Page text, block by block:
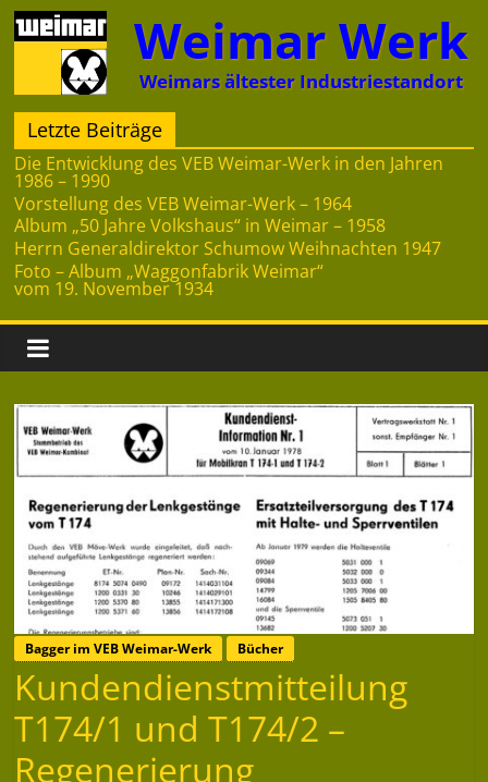
Zum
Inhalt
springen
Weimar Werk
Weimars ältester Industriestandort
Letzte Beiträge
Die Entwicklung des VEB Weimar-Werk in den Jahren
1986 – 1990
Vorstellung des VEB Weimar-Werk – 1964
Album „50 Jahre Volkshaus“ in Weimar – 1958
Herrn Generaldirektor Schumow Weihnachten 1947
Foto – Album „Waggonfabrik Weimar“
vom 19. November 1934
Bagger im VEB Weimar-Werk Bücher
Kundendienstmitteilung
T174/1 und T174/2 –
Regenerierung